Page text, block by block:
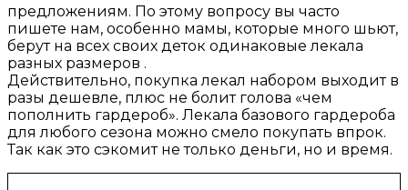
предложениям. По этому вопросу вы часто
пишете нам, особенно мамы, которые много шьют,
берут на всех своих деток одинаковые лекала
разных размеров .
Действительно, покупка лекал набором выходит в
разы дешевле, плюс не болит голова «чем
пополнить гардероб». Лекала базового гардероба
для любого сезона можно смело покупать впрок.
Так как это сэкомит не только деньги, но и время.